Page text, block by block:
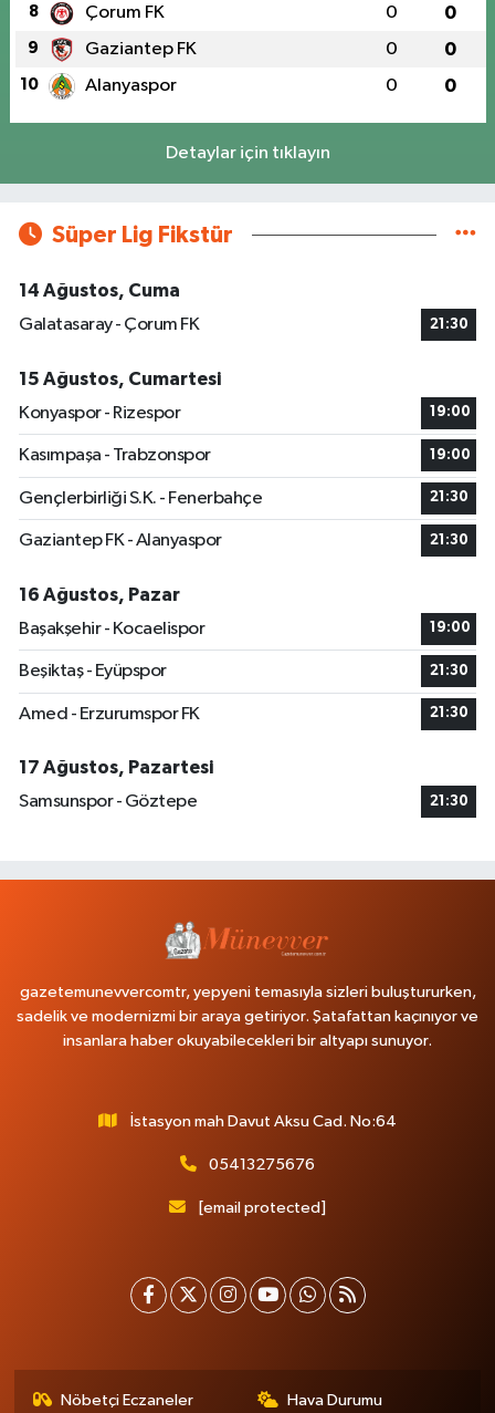
8 Çorum FK 0 0
9 Gaziantep FK 0 0
10 Alanyaspor 0 0
Detaylar için tıklayın
Süper Lig Fikstür
14 Ağustos, Cuma
Galatasaray - Çorum FK
21:30
15 Ağustos, Cumartesi
Konyaspor - Rizespor
19:00
Kasımpaşa - Trabzonspor 19:00
Gençlerbirliği S.K. - Fenerbahçe 21:30
Gaziantep FK - Alanyaspor 21:30
16 Ağustos, Pazar
Başakşehir - Kocaelispor
19:00
Beşiktaş - Eyüpspor 21:30
Amed - Erzurumspor FK 21:30
17 Ağustos, Pazartesi
Samsunspor - Göztepe
21:30
gazetemunevvercomtr, yepyeni temasıyla sizleri buluştururken,
sadelik ve modernizmi bir araya getiriyor. Şatafattan kaçınıyor ve
insanlara haber okuyabilecekleri bir altyapı sunuyor.
İstasyon mah Davut Aksu Cad. No:64
05413275676
[email protected]
Nöbetçi Eczaneler Hava Durumu